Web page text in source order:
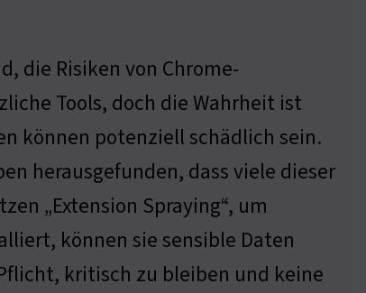
die Risiken von Chrome-
Tools, doch die Wahrheit ist
können potenziell schädlich sein.
herausgefunden, dass viele dieser
„Extension Spraying“, um
können sie sensible Daten
kritisch zu bleiben und keine